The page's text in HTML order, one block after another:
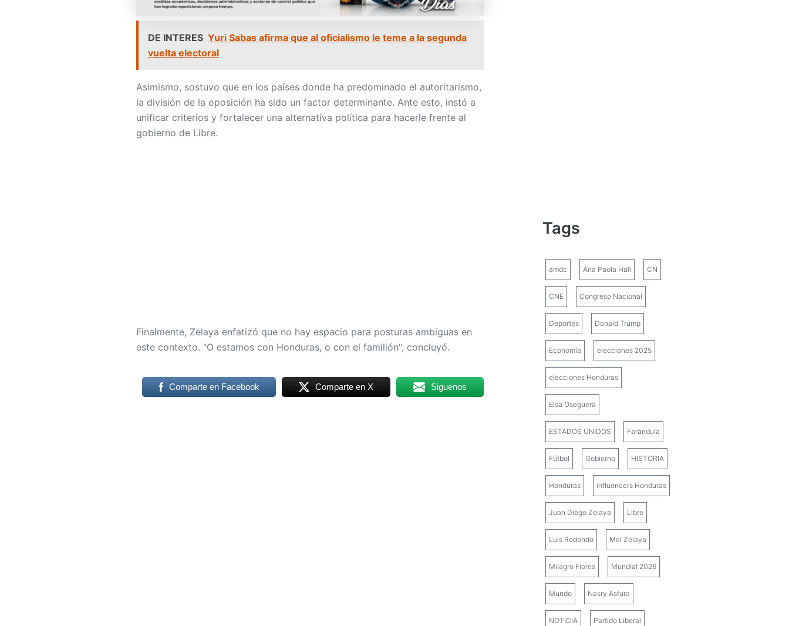
DE INTERES Yuri Sabas afirma que al oficialismo le teme a la segunda
vuelta electoral
Asimismo, sostuvo que en los países donde ha predominado el autoritarismo,
la división de la oposición ha sido un factor determinante. Ante esto, instó a
unificar criterios y fortalecer una alternativa política para hacerle frente al
gobierno de Libre.
Finalmente, Zelaya enfatizó que no hay espacio para posturas ambiguas en
este contexto. "O estamos con Honduras, o con el familión", concluyó.
Comparte en Facebook Comparte en X Siguenos
Tags
amdc Ana Paola Hall CN
CNE Congreso Nacional
Deportes Donald Trump
Economía elecciones 2025
elecciones Honduras
Elsa Oseguera
ESTADOS UNIDOS Farándula
Fútbol Gobierno HISTORIA
Honduras influencers Honduras
Juan Diego Zelaya Libre
Luis Redondo Mel Zelaya
Milagro Flores Mundial 2026
Mundo Nasry Asfura
NOTICIA Partido Liberal